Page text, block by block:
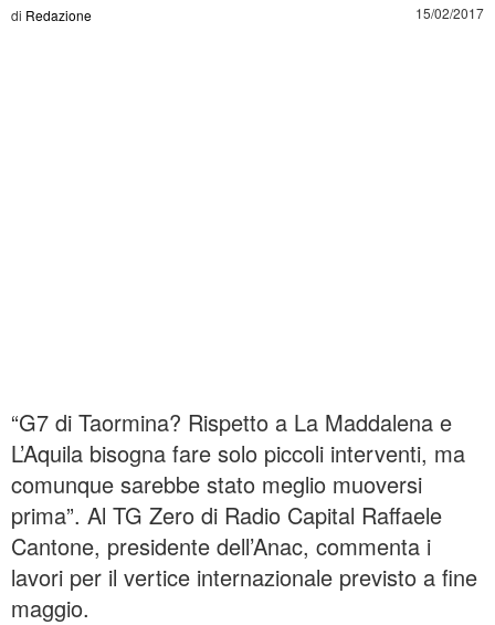
di Redazione 15/02/2017
“G7 di Taormina? Rispetto a La Maddalena e
L’Aquila bisogna fare solo piccoli interventi, ma
comunque sarebbe stato meglio muoversi
prima”. Al TG Zero di Radio Capital Raffaele
Cantone, presidente dell’Anac, commenta i
lavori per il vertice internazionale previsto a fine
maggio.